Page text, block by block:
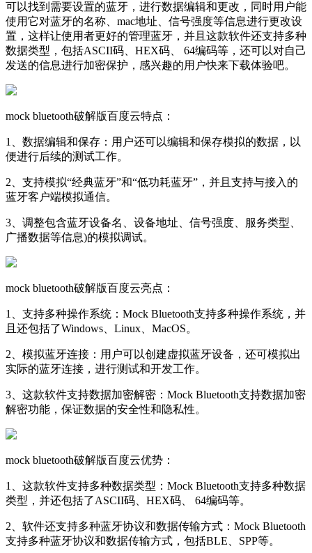
可以找到需要设置的蓝牙，进行数据编辑和更改，同时用户能
使用它对蓝牙的名称、mac地址、信号强度等信息进行更改设
置，这样让使用者更好的管理蓝牙，并且这款软件还支持多种
数据类型，包括ASCII码、HEX码、 64编码等，还可以对自己
发送的信息进行加密保护，感兴趣的用户快来下载体验吧。
mock bluetooth破解版百度云特点：
1、数据编辑和保存：用户还可以编辑和保存模拟的数据，以
便进行后续的测试工作。
2、支持模拟“经典蓝牙”和“低功耗蓝牙”，并且支持与接入的
蓝牙客户端模拟通信。
3、调整包含蓝牙设备名、设备地址、信号强度、服务类型、
广播数据等信息)的模拟调试。
mock bluetooth破解版百度云亮点：
1、支持多种操作系统：Mock Bluetooth支持多种操作系统，并
且还包括了Windows、Linux、MacOS。
2、模拟蓝牙连接：用户可以创建虚拟蓝牙设备，还可模拟出
实际的蓝牙连接，进行测试和开发工作。
3、这款软件支持数据加密解密：Mock Bluetooth支持数据加密
解密功能，保证数据的安全性和隐私性。
mock bluetooth破解版百度云优势：
1、这款软件支持多种数据类型：Mock Bluetooth支持多种数据
类型，并还包括了ASCII码、HEX码、 64编码等。
2、软件还支持多种蓝牙协议和数据传输方式：Mock Bluetooth
支持多种蓝牙协议和数据传输方式，包括BLE、SPP等。